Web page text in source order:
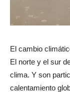
El cambio
El norte y el sur
clima. Y son
calentamiento